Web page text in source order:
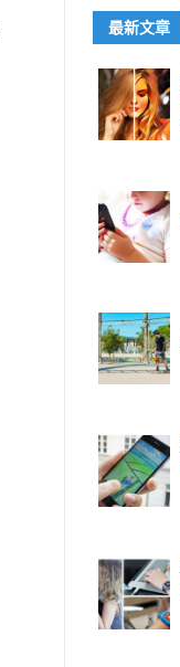
最新文章